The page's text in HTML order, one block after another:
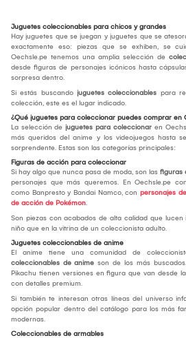
Juguetes coleccionables para chicos y grandes
Hay juguetes que se juegan y juguetes que se
exactamente eso: piezas que se exhiben, se
Oechsle.pe tenemos una amplia selección de
desde figuras de personajes icónicos hasta
sorpresa dentro.
Si estás buscando juguetes coleccionables para
colección, este es el lugar indicado.
¿Qué juguetes para coleccionar puedes comprar en
La selección de juguetes para coleccionar en
más queridos del anime y los videojuegos hasta
sorprendente. Estas son las categorías principales:
Figuras de acción para coleccionar
Si hay algo que nunca pasa de moda, son las figuras
personajes que más queremos. En Oechsle.pe
como Banpresto y Bandai Namco, con personajes
de acción de Pokémon.
Son piezas con acabados de alta calidad que
niño que en la vitrina de un coleccionista adulto.
Juguetes coleccionables de anime
El anime tiene una comunidad de
coleccionables de anime son de los más
Pikachu tienen versiones en figura que van desde
con detalles premium.
Si también te interesan otras líneas del universo
opción popular dentro del catálogo para los más
modernas.
Coleccionables de armables